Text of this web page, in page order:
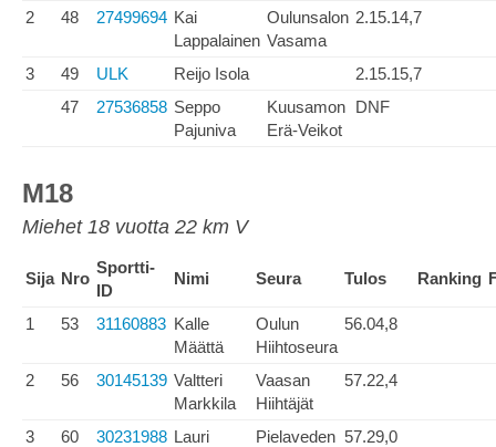
2 48 27499694 Kai
Lappalainen
Oulunsalon
Vasama
2.15.14,7
3 49 ULK Reijo Isola
2.15.15,7
47
27536858 Seppo
Pajuniva
Kuusamon
Erä-Veikot
DNF
M18
Miehet 18 vuotta 22 km V
Sija Nro
Sportti-
ID
Nimi Seura Tulos Ranking
1 53 31160883 Kalle
Määttä
Oulun
Hiihtoseura
56.04,8
2 56 30145139 Valtteri
Markkila
Vaasan
Hiihtäjät
57.22,4
3 60 30231988 Lauri
Pielaveden 57.29,0